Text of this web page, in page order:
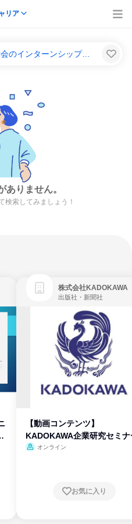
リア
さいたま市 講師 合同企業説明会のインターンシップ＆キャリア一覧
ありません。
検索してみましょう！
株式会社KADOKAWA
出版社・新聞社
【動画コンテンツ】
KADOKAWA企業研究セミナ
オンライン
お気に入り